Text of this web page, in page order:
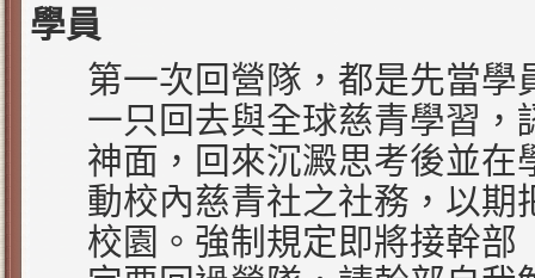
學員
第一次回營隊，都是先當學
一只回去與全球慈青學習，
神面，回來沉澱思考後並在
動校內慈青社之社務，以期
校園。強制規定即將接幹部